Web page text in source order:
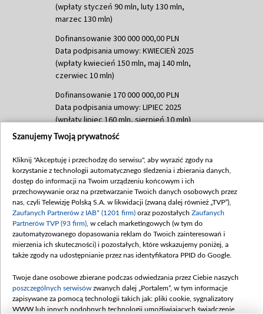
(wpłaty styczeń 90 mln, luty 130 mln,
marzec 130 mln)
Dofinansowanie 300 000 000,00 PLN
Data podpisania umowy: KWIECIEŃ 2025
(wpłaty kwiecień 150 mln, maj 140 mln,
czerwiec 10 mln)
Dofinansowanie 170 000 000,00 PLN
Data podpisania umowy: LIPIEC 2025
(wpłaty lipiec 160 mln, sierpień 10 mln)
Dofinansowanie 60 000 000,00 PLN
(wpłata wrzesień 60 mln)
Dofinansowanie 635 783 051,21 PLN
Data podpisania umowy: WRZESIEŃ 2025
(wpłata wrzesień 100 mln, październik 350
mln, listopad 265 mln)
Dofinansowanie 48 862 000,00 PLN
Data podpisania umowy: GRUDZIEŃ 2025
Dofinansowanie 900 000 000,00 PLN
Data podpisania umowy: LUTY 2026 (wpłata
26 lutego 80 mln, 4 marca 370 mln,8
Szanujemy Twoją prywatność
Kliknij "Akceptuję i przechodzę do serwisu", aby wyrazić zgody na
korzystanie z technologii automatycznego śledzenia i zbierania danych,
dostęp do informacji na Twoim urządzeniu końcowym i ich
przechowywanie oraz na przetwarzanie Twoich danych osobowych przez
nas, czyli Telewizję Polską S.A. w likwidacji (zwaną dalej również „TVP”),
Zaufanych Partnerów z IAB* (1201 firm) oraz pozostałych Zaufanych
Partnerów TVP (93 firm) , w celach marketingowych (w tym do
zautomatyzowanego dopasowania reklam do Twoich zainteresowań i
mierzenia ich skuteczności) i pozostałych, które wskazujemy poniżej, a
także zgody na udostępnianie przez nas identyfikatora PPID do Google.
Twoje dane osobowe zbierane podczas odwiedzania przez Ciebie naszych
poszczególnych serwisów zwanych dalej „Portalem”, w tym informacje
zapisywane za pomocą technologii takich jak: pliki cookie, sygnalizatory
WWW lub innych podobnych technologii umożliwiających świadczenie